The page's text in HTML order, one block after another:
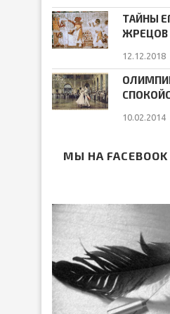
ТАЙНЫ
ЖРЕЦОВ
12.12.2018
10.02.2014
МЫ НА FACEBOOK